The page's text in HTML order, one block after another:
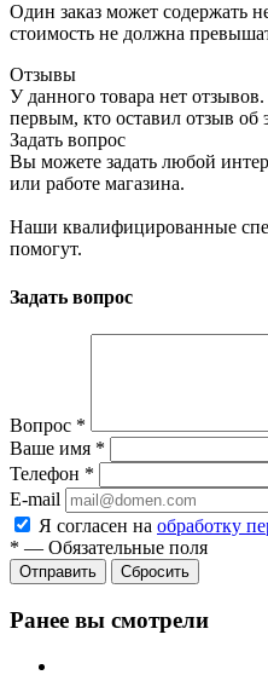
Один заказ может содержать
стоимость не должна
Отзывы
У данного товара нет отзывов.
первым, кто оставил отзыв об
Задать вопрос
Вы можете задать любой
или работе магазина.
Наши квалифицированные
помогут.
Задать вопрос
Вопрос *
Ваше имя *
Телефон *
E-mail
Я согласен на обработку
* — Обязательные поля
Отправить Сбросить
Ранее вы смотрели